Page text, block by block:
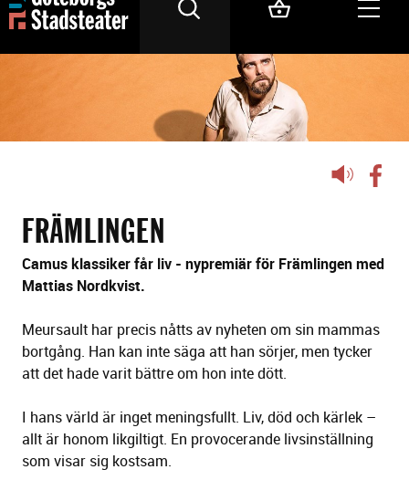
Lyssna
FRÄMLINGEN
Camus klassiker får liv - nypremiär för Främlingen med
Mattias Nordkvist.
Meursault har precis nåtts av nyheten om sin mammas
bortgång. Han kan inte säga att han sörjer, men tycker
att det hade varit bättre om hon inte dött.
I hans värld är inget meningsfullt. Liv, död och kärlek –
allt är honom likgiltigt. En provocerande livsinställning
som visar sig kostsam.